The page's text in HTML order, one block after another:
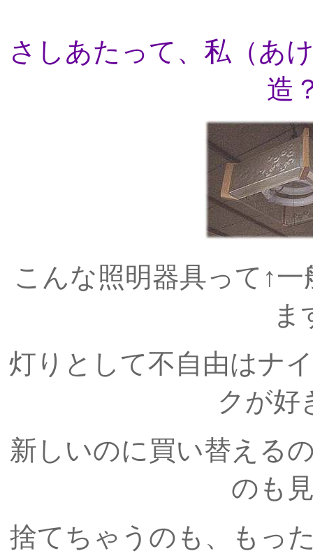
さしあたって、私（あ
造
こんな照明器具って↑
ま
灯りとして不自由はナ
クが好
新しいのに買い替える
のも
捨てちゃうのも、もっ